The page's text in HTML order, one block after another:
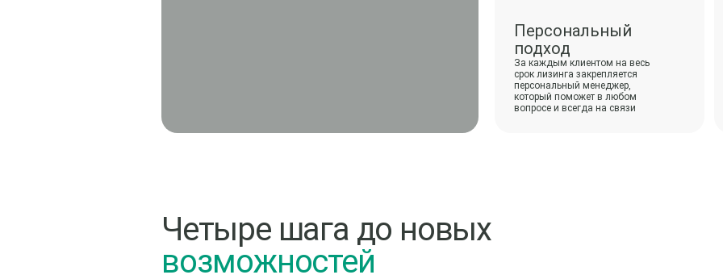
Персональный
подход
За каждым клиентом на весь
срок лизинга закрепляется
персональный менеджер,
который поможет в любом
вопросе и всегда на связи
Четыре шага до новых
возможностей